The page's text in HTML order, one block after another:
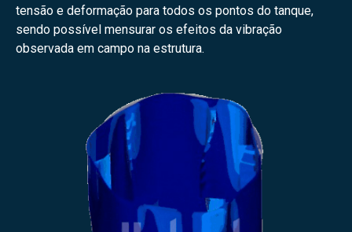
tensão e deformação para todos os pontos do tanque,
sendo possível mensurar os efeitos da vibração
observada em campo na estrutura.